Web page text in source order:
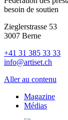
besoin de soutien
Zieglerstrasse 53
3007 Berne
+41 31 385 33 33
info@artiset.ch
Aller au contenu
Magazine
Médias